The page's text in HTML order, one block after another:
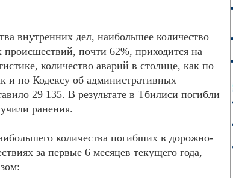
внутренних дел, наибольшее количество
почти 62%, приходится на
количество аварий в столице, как по
и по Кодексу об административных
29 135. В результате в Тбилиси погибли
ранения.
количества погибших в дорожно-
за первые 6 месяцев текущего года,